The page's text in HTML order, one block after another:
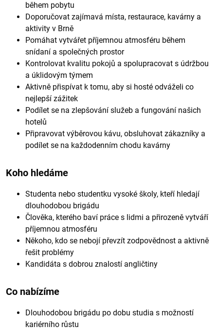
během pobytu
Doporučovat zajímavá místa, restaurace, kavárny a
aktivity v Brně
Pomáhat vytvářet příjemnou atmosféru během
snídaní a společných prostor
Kontrolovat kvalitu pokojů a spolupracovat s údržbou
a úklidovým týmem
Aktivně přispívat k tomu, aby si hosté odváželi co
nejlepší zážitek
Podílet se na zlepšování služeb a fungování našich
hotelů
Připravovat výběrovou kávu, obsluhovat zákazníky a
podílet se na každodenním chodu kavárny
Koho hledáme
Studenta nebo studentku vysoké školy, kteří hledají
dlouhodobou brigádu
Člověka, kterého baví práce s lidmi a přirozeně vytváří
příjemnou atmosféru
Někoho, kdo se nebojí převzít zodpovědnost a aktivně
řešit problémy
Kandidáta s dobrou znalostí angličtiny
Co nabízíme
Dlouhodobou brigádu po dobu studia s možností
kariérního růstu